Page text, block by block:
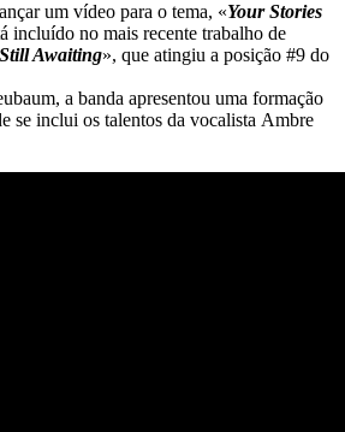
um vídeo para o tema, «Your Stories
incluído no mais recente trabalho de
Awaiting», que atingiu a posição #9 do
a banda apresentou uma formação
se inclui os talentos da vocalista Ambre